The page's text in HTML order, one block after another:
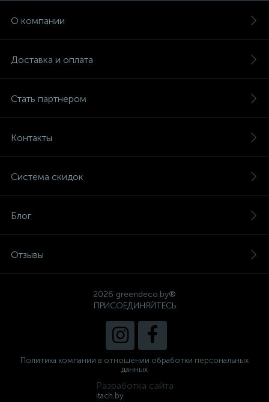
О компании
Доставка и оплата
Стать партнером
Контакты
Система скидок
Блог
Отзывы
2026 greendeco.by®
ПРИСОЕДИНЯЙТЕСЬ
Политика компании в отношении обработки персональных
данных
Разработка сайта
itach.by